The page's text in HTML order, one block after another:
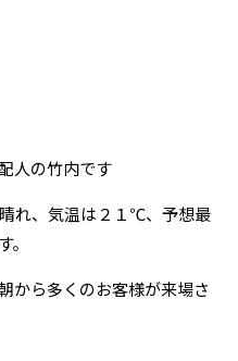
人の竹内です
れ、気温は２１℃、予想最
から多くのお客様が来場さ